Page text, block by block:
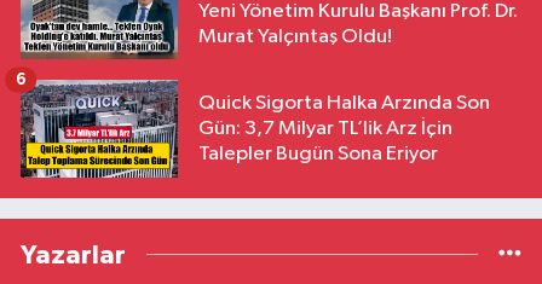
Yeni Yönetim Kurulu Başkanı Prof. Dr.
Murat Yalçıntaş Oldu!
Quick Sigorta Halka Arzında Son
Gün: 3,7 Milyar TL’lik Arz İçin
Talepler Bugün Sona Eriyor
6
Yazarlar